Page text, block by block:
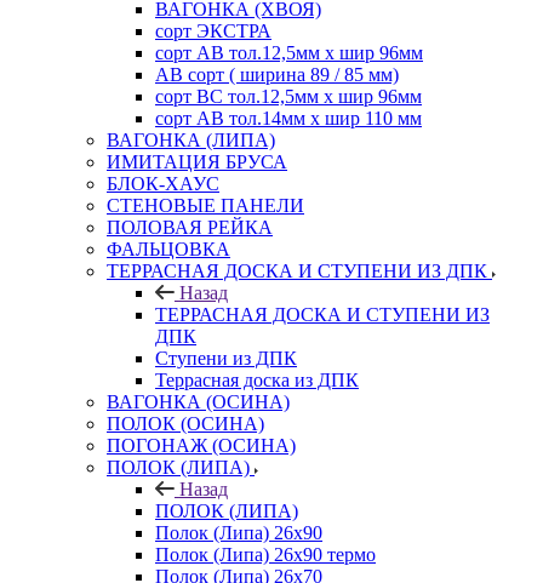
ВАГОНКА (ХВОЯ)
сорт ЭКСТРА
сорт АВ тол.12,5мм х шир 96мм
АВ сорт ( ширина 89 / 85 мм)
сорт ВС тол.12,5мм х шир 96мм
сорт АВ тол.14мм х шир 110 мм
ВАГОНКА (ЛИПА)
ИМИТАЦИЯ БРУСА
БЛОК-ХАУС
СТЕНОВЫЕ ПАНЕЛИ
ПОЛОВАЯ РЕЙКА
ФАЛЬЦОВКА
ТЕРРАСНАЯ ДОСКА И СТУПЕНИ ИЗ ДПК
Назад
ТЕРРАСНАЯ ДОСКА И СТУПЕНИ ИЗ
ДПК
Ступени из ДПК
Террасная доска из ДПК
ВАГОНКА (ОСИНА)
ПОЛОК (ОСИНА)
ПОГОНАЖ (ОСИНА)
ПОЛОК (ЛИПА)
Назад
ПОЛОК (ЛИПА)
Полок (Липа) 26х90
Полок (Липа) 26х90 термо
Полок (Липа) 26х70